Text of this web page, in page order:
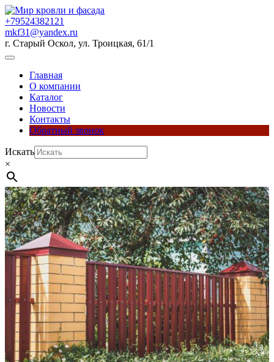
Перейти
к
содержимому
+79524382121
mkf31@yandex.ru
г. Старый Оскол, ул. Троицкая, 61/1
Кнопка
ОткрытьГлавная
О компании
Каталог
Новости
Контакты
Обратный звонок
Кнопка
Закрыть
Искать
×